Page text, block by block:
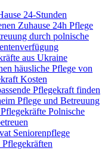
24-Stunden
Zuhause 24h Pflege
durch polnische
aus Ukraine
häusliche Pflege von
Kosten
Pflegekraft finden
Pflege und Betreuung
Polnische
Seniorenpflege